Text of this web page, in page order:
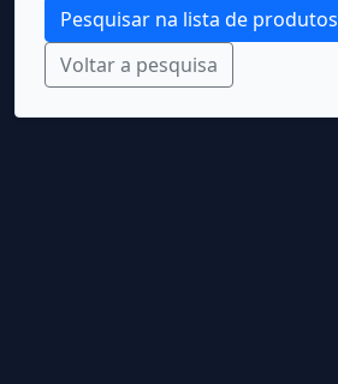
Pesquisar na lista de produtos
Voltar a pesquisa